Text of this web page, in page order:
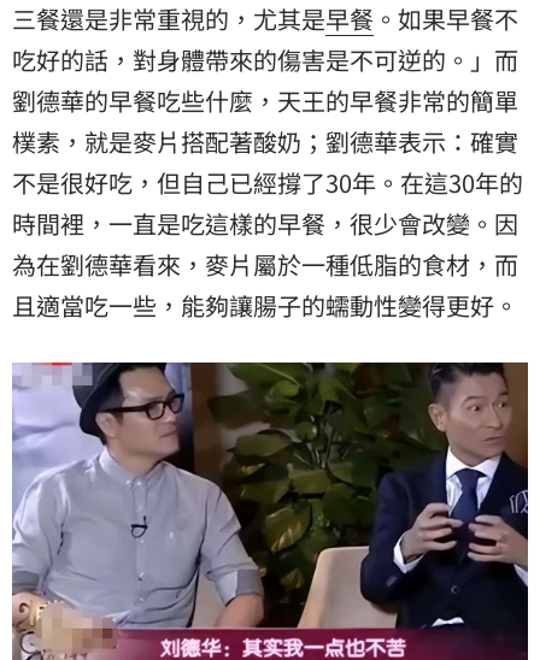
三餐還是非常重視的，尤其是早餐 。如果早餐不
吃好的話，對身體帶來的傷害是不可逆的。」而
劉德華的早餐吃些什麼，天王的早餐非常的簡單
樸素，就是麥片搭配著酸奶；劉德華表示：確實
不是很好吃，但自己已經撐了30年。在這30年的
時間裡，一直是吃這樣的早餐，很少會改變。因
為在劉德華看來，麥片屬於一種低脂的食材，而
且適當吃一些，能夠讓腸子的蠕動性變得更好。